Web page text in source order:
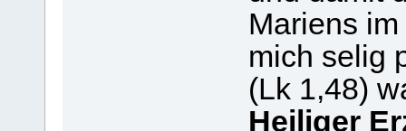
Mariens
mich selig
(Lk 1,48)
Heiliger